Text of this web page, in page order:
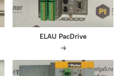
ELAU PacDrive